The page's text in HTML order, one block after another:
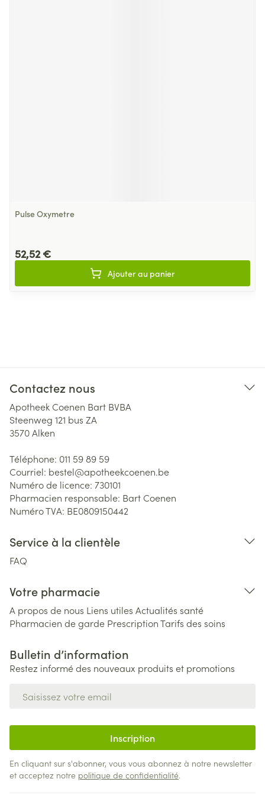
Pulse Oxymetre
52,52 €
Ajouter au panier
Contactez nous
Apotheek Coenen Bart BVBA
Steenweg 121 bus ZA
3570Alken
Téléphone: 011 59 89 59
Courriel: bestel@apotheekcoenen.be
Numéro de licence: 730101
Pharmacien responsable: Bart Coenen
Numéro TVA: BE0809150442
Service à la clientèle
FAQ
Votre pharmacie
A propos de nous Liens utiles Actualités santé
Pharmacien de garde PrescriptionTarifs des soins
Bulletin d’information
Restez informé des nouveaux produits et promotions
Inscription
En cliquant sur s'abonner, vous vous abonnez à notre newsletter
et acceptez notre politique de confidentialité.